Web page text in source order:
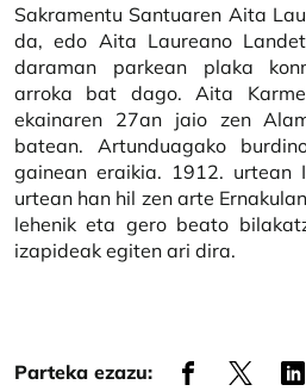
Sakramentu Santuaren Aita
da, edo Aita Laureano
daraman parkean plaka
arroka bat dago. Aita
ekainaren 27an jaio zen
batean. Artunduagako
gainean eraikia. 1912. urtean
urtean han hil zen arte
lehenik eta gero beato
izapideak egiten ari dira.
Parteka ezazu: